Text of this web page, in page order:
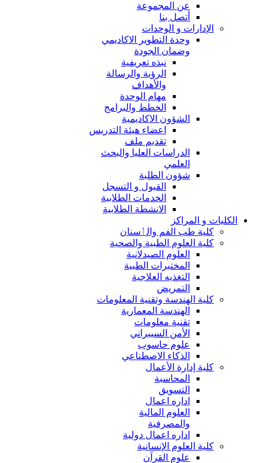
عن المجموعة
أتصل بنا
الإدارات و الوحدات
وحدة التطوير الاكاديمي
وضمان الجودة
نبذه تعريفية
الرؤية والرسالة
والأهداف
مهام الوحدة
الخطط والبرامج
الشؤون الاكاديمية
اعضاء هيئة التدريس
تقديم ملف
الدراسات العليا والبحث
العلمي
شؤون الطلبة
القبول و التسجل
الخدمات الطلابية
الانشطة الطلابية
الكليات و المراكز
كلية طب الفم والٲسنان
كلية العلوم الطبية والصحية
العلوم الصيدلانية
المختبرات الطبية
التغذيه العلاجية
التمريض
كلية الهندسة وتقنية المعلومات
الهندسة المعمارية
تقنية معلومات
الأمن السيبراني
علوم حاسوب
الذكاء الاصطناعي
كلية إدارة الأعمال
المحاسبة
التسويق
اداره اعمال
العلوم المالية
والمصرفية
اداره اعمال دولية
كلية العلوم الإنسانية
علوم القرآن